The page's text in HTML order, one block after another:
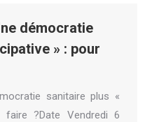
démocratie
» : pour
sanitaire plus «
?Date Vendredi 6